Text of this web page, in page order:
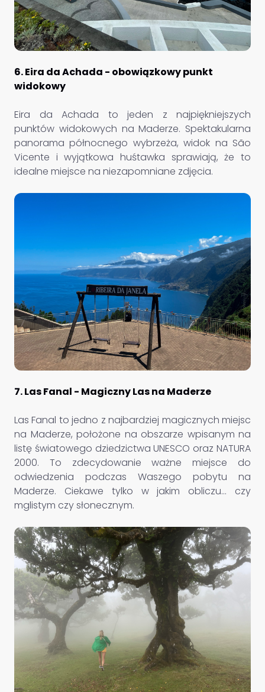
6. Eira da Achada - obowiązkowy punkt
widokowy
Eira da Achada to jeden z najpiękniejszych
punktów widokowych na Maderze. Spektakularna
panorama północnego wybrzeża, widok na São
Vicente i wyjątkowa huśtawka sprawiają, że to
idealne miejsce na niezapomniane zdjęcia.
7. Las Fanal - Magiczny Las na Maderze
Las Fanal to jedno z najbardziej magicznych miejsc
na Maderze, położone na obszarze wpisanym na
listę światowego dziedzictwa UNESCO oraz NATURA
2000. To zdecydowanie ważne miejsce do
odwiedzenia podczas Waszego pobytu na
Maderze. Ciekawe tylko w jakim obliczu... czy
mglistym czy słonecznym.